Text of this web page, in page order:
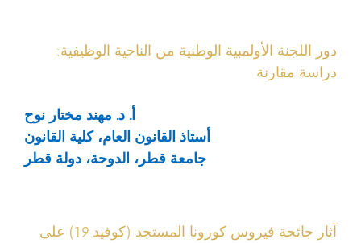
دور اللجنة الأولمبية الوطنية من الناحية الوظيفية:
دراسة مقارنة
أ. د. مهند مختار نوح
أستاذ القانون العام، كلية القانون
جامعة قطر، الدوحة، دولة قطر
آثار جائحة فيروس كورونا المستجد (كوفيد 19) على